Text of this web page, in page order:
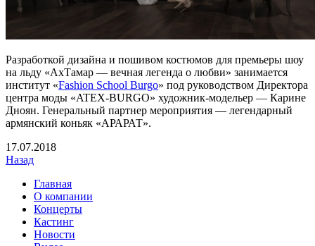
Разработкой дизайна и пошивом костюмов для премьеры шоу
на льду «АхТамар — вечная легенда о любви» занимается
институт «Fashion School Burgo» под руководством Директора
центра моды «ATEX-BURGO» художник-модельер — Карине
Дноян. Генеральный партнер мероприятия — легендарный
армянский коньяк «АРАРАТ».
17.07.2018
Назад
Главная
О компании
Концерты
Кастинг
Новости